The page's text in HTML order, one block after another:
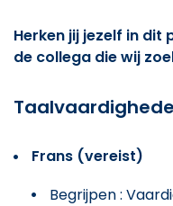
Herken jij jezelf in dit
de collega die wij
Frans (vereist)
Begrijpen :